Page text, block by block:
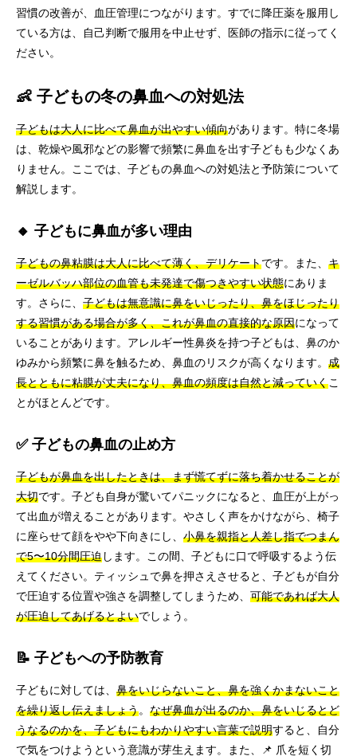
習慣の改善が、血圧管理につながります。すでに降圧薬を服用し
ている方は、自己判断で服用を中止せず、医師の指示に従ってく
ださい。
👶 子どもの冬の鼻血への対処法
子どもは大人に比べて鼻血が出やすい傾向があります。特に冬場
は、乾燥や風邪などの影響で頻繁に鼻血を出す子どもも少なくあ
りません。ここでは、子どもの鼻血への対処法と予防策について
解説します。
🔸 子どもに鼻血が多い理由
子どもの鼻粘膜は大人に比べて薄く、デリケートです。また、 キ
ーゼルバッハ部位の血管も未発達で傷つきやすい状態にありま
す。さらに、 子どもは無意識に鼻をいじったり、鼻をほじったり
する習慣がある場合が多く、これが鼻血の直接的な原因になって
いることがあります。アレルギー性鼻炎を持つ子どもは、鼻のか
ゆみから頻繁に鼻を触るため、鼻血のリスクが高くなります。 成
長とともに粘膜が丈夫になり、鼻血の頻度は自然と減っていくこ
とがほとんどです。
✅ 子どもの鼻血の止め方
子どもが鼻血を出したときは、まず慌てずに落ち着かせることが
大切です。子ども自身が驚いてパニックになると、血圧が上がっ
て出血が増えることがあります。やさしく声をかけながら、椅子
に座らせて顔をやや下向きにし、 小鼻を親指と人差し指でつまん
で5〜10分間圧迫します。この間、子どもに口で呼吸するよう伝
えてください。ティッシュで鼻を押さえさせると、子どもが自分
で圧迫する位置や強さを調整してしまうため、 可能であれば大人
が圧迫してあげるとよいでしょう。
📝 子どもへの予防教育
子どもに対しては、 鼻をいじらないこと、鼻を強くかまないこと
を繰り返し伝えましょう。 なぜ鼻血が出るのか、鼻をいじるとど
うなるのかを、子どもにもわかりやすい言葉で説明すると、自分
で気をつけようという意識が芽生えます。また、📌 爪を短く切